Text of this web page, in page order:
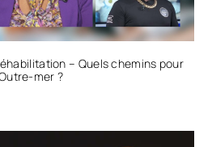
– Quels chemins pour
mer ?